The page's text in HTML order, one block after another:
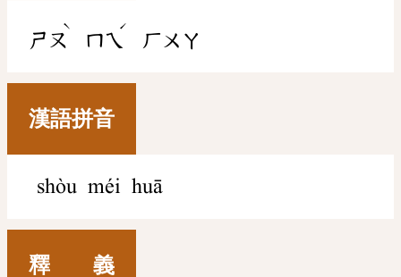
ㄕㄡ
ˋ
ㄇㄟ
ˊ
ㄏㄨㄚ
漢語拼音
shòu méi huā
釋 義